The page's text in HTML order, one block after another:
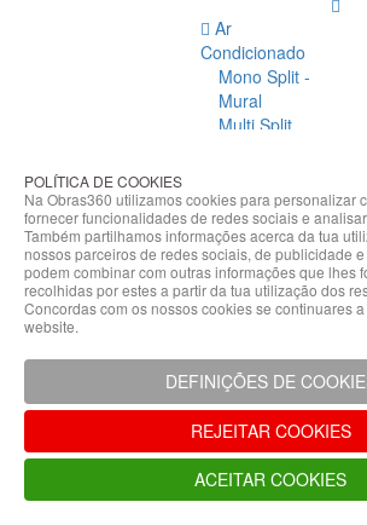
Ar
Condicionado
Mono Split -
Mural
Multi Split
Condicionado
Acessórios
Climatização
Acessórios
Climatização
Hidráulicas
Controladores
Fixações e
Acessórios
Isolamento
para
Tubagem
POLÍTICA DE COOKIES
Na Obras360 utilizamos cookies para personalizar
fornecer funcionalidades de redes sociais e
Também partilhamos informações acerca da tua
nossos parceiros de redes sociais, de publicidade
podem combinar com outras informações que lhes
recolhidas por estes a partir da tua utilização dos
Concordas com os nossos cookies se continuares
website.
DEFINIÇÕES DE
REJEITAR COOKIES
ACEITAR COOKIES